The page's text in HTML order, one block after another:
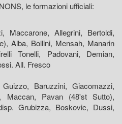
le formazioni ufficiali:
Maccarone, Allegrini, Bertoldi,
Alba, Bollini, Mensah, Manarin
Tonelli, Padovani, Demian,
All. Fresco
Baruzzini, Giacomazzi,
Maccan, Pavan (48'st Sutto),
Grubizza, Boskovic, Dussi,